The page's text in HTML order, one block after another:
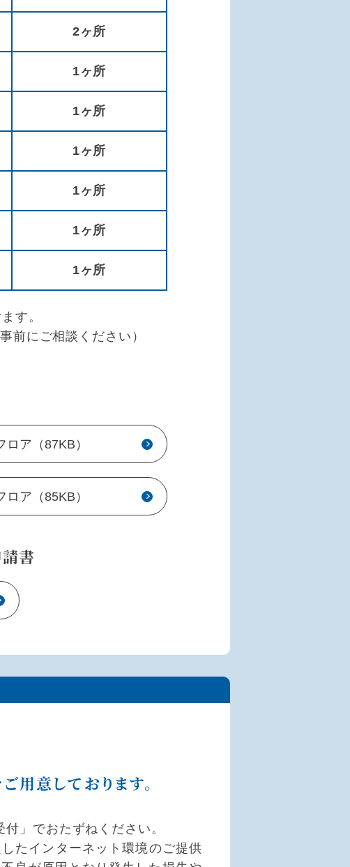
2ヶ所
1ヶ所
1ヶ所
1ヶ所
1ヶ所
1ヶ所
1ヶ所
す。
前にご相談ください）
ロア（87KB）
ロア（85KB）
書
用意しております。
」でおたずねください。
たインターネット環境のご提供